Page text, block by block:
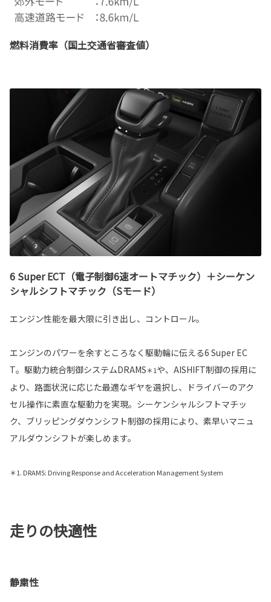
燃料消費率（国土交通省審査値）
6 Super ECT（電子制御6速オートマチック）＋シーケン
シャルシフトマチック（Sモード）
エンジン性能を最大限に引き出し、コントロール。
エンジンのパワーを余すところなく駆動輪に伝える6 Super EC
T。駆動力統合制御システムDRAMS＊1や、AISHIFT制御の採用に
より、路面状況に応じた最適なギヤを選択し、ドライバーのアク
セル操作に素直な駆動力を実現。シーケンシャルシフトマチッ
ク、ブリッピングダウンシフト制御の採用により、素早いマニュ
アルダウンシフトが楽しめます。
＊1. DRAMS: Driving Response and Acceleration Management System
走りの快適性
静粛性